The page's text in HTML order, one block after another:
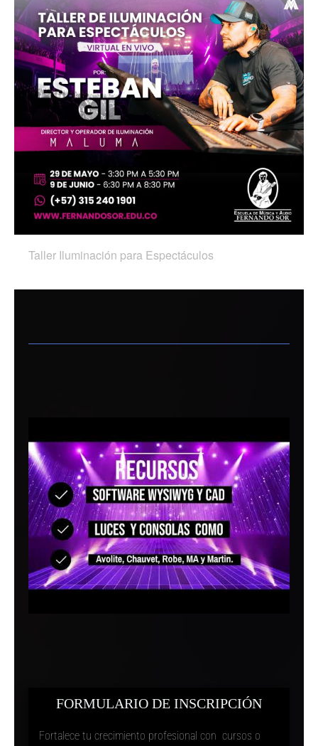
Taller Iluminación para Espectáculos
FORMULARIO DE INSCRIPCIÓN
Fortalece tu crecimiento profesional con cursos o